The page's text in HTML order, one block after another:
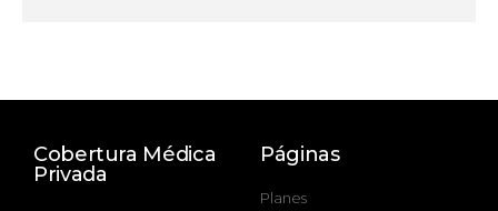
Cobertura Médica
Privada
Páginas
Planes